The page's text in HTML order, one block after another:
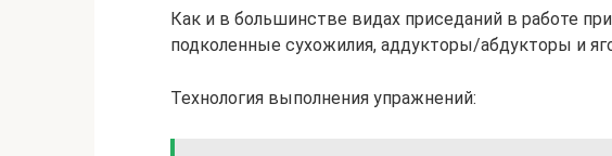
Как и в большинстве видах приседаний в работе
подколенные сухожилия, аддукторы/абдукторы и
Технология выполнения упражнений: